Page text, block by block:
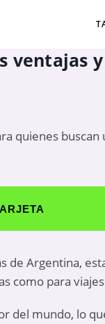
ventajas
quienes
de Argentina,
como para
del mundo, lo